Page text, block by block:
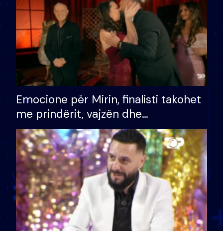
Emocione për Mirin, finalisti takohet
me prindërit, vajzën dhe
bashkëshorten: S’kemi ndonjë letër
divorci apo jo?